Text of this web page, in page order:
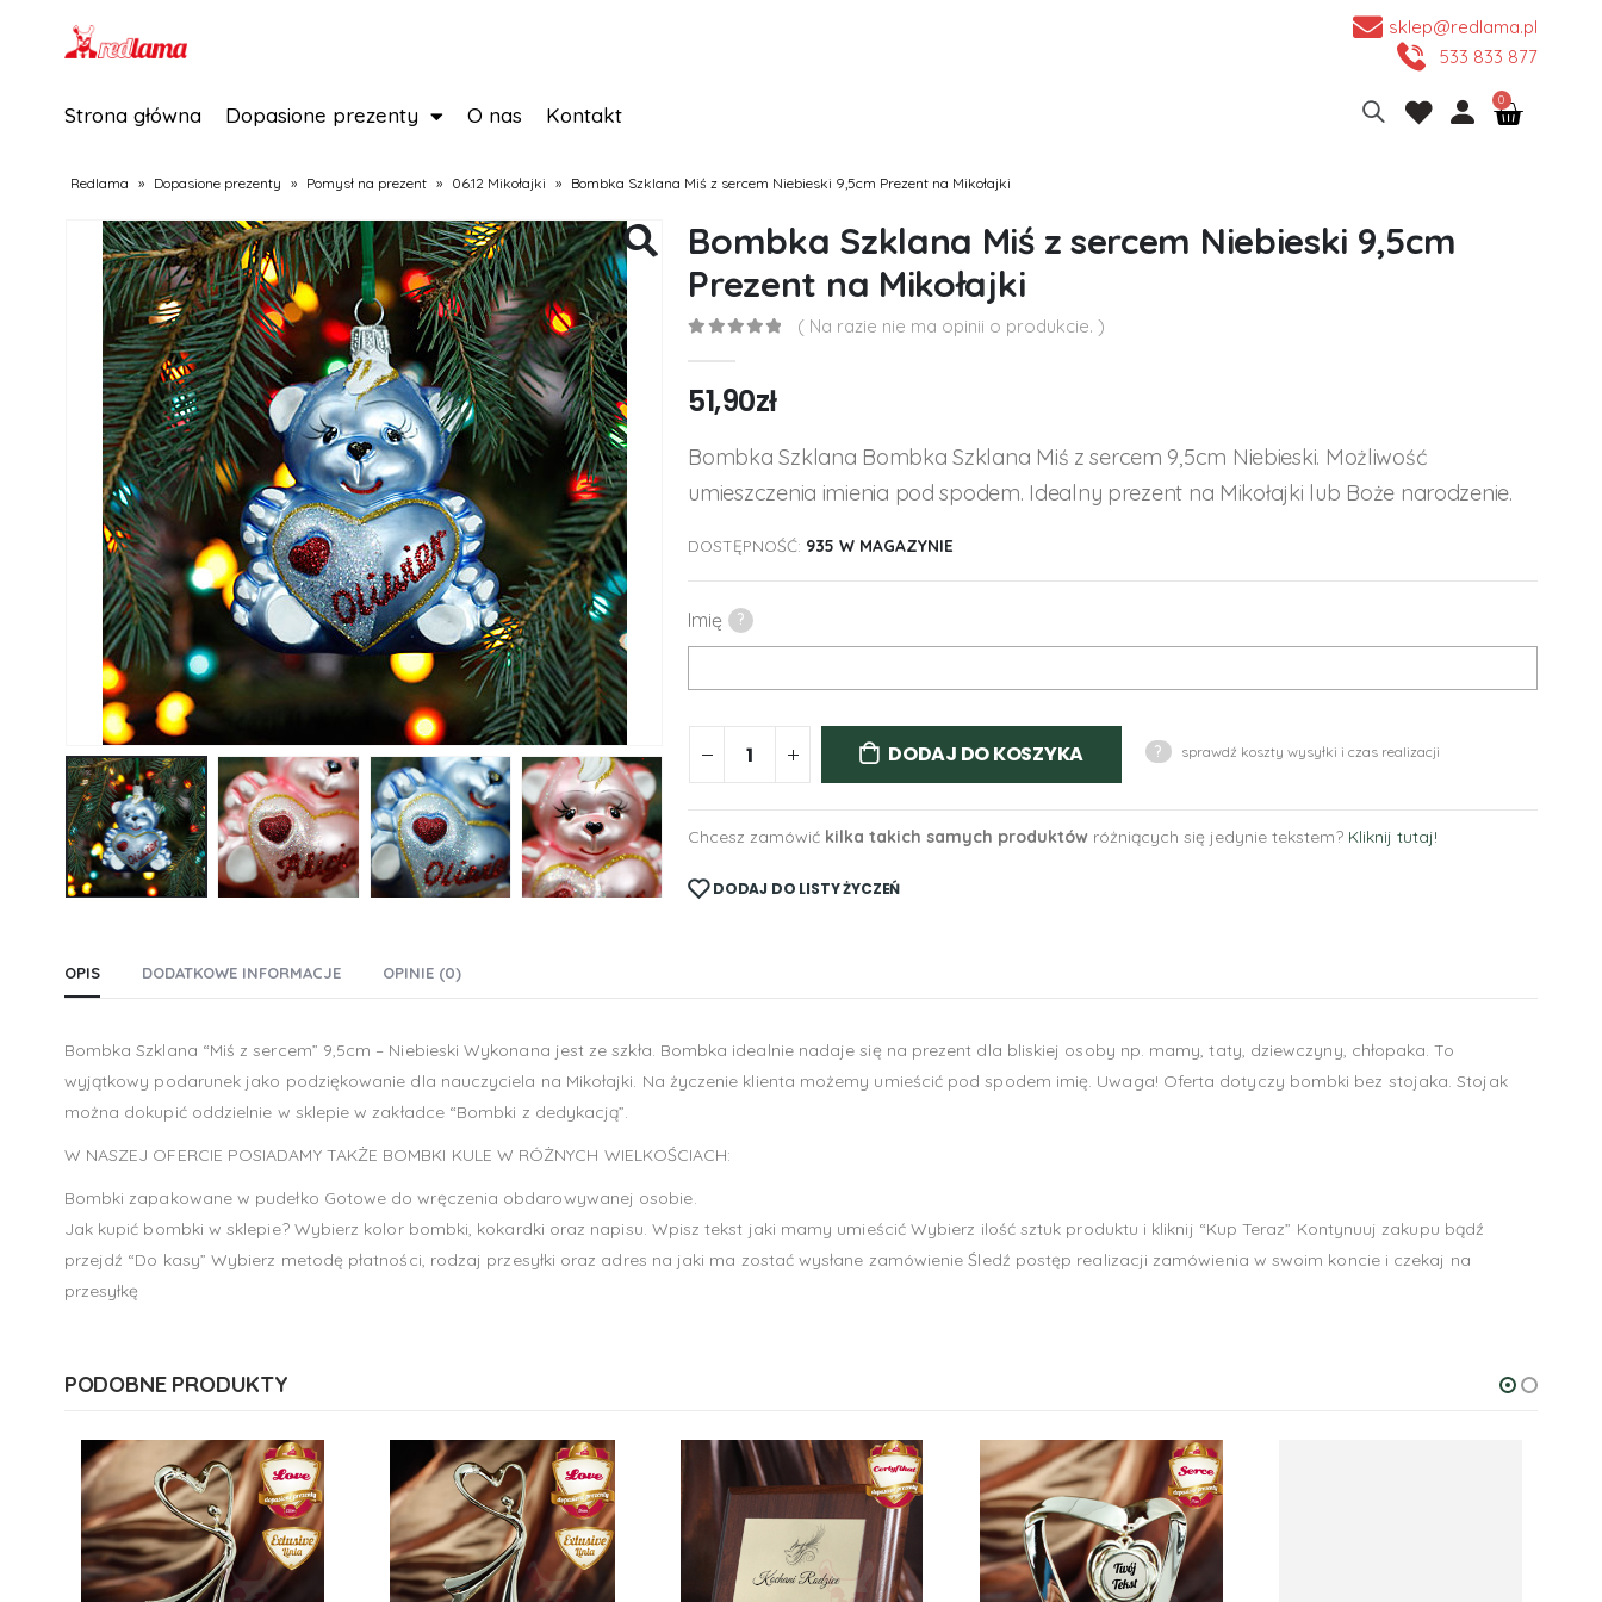
sklep@redlama.pl
533 833 877
Strona główna Dopasione prezenty O nas Kontakt
Redlama » Dopasione prezenty » Pomysł na prezent » 06.12 Mikołajki » Bombka Szklana Miś z sercem Niebieski 9,5cm Prezent na Mikołajki
Bombka Szklana Miś z sercem Niebieski 9,5cm
Prezent na Mikołajki
( Na razie nie ma opinii o produkcie. )
51,90zł
Bombka Szklana Bombka Szklana Miś z sercem 9,5cm Niebieski. Możliwość
umieszczenia imienia pod spodem. Idealny prezent na Mikołajki lub Boże narodzenie.
DOSTĘPNOŚĆ: 935 W MAGAZYNIE
Imię ?
DODAJ DO KOSZYKA ? sprawdź koszty wysyłki i czas realizacji
Chcesz zamówić kilka takich samych produktów różniących się jedynie tekstem? Kliknij tutaj!
DODAJ DO LISTY ŻYCZEŃ
OPIS DODATKOWE INFORMACJE OPINIE (0)
Bombka Szklana “Miś z sercem” 9,5cm – Niebieski Wykonana jest ze szkła. Bombka idealnie nadaje się na prezent dla bliskiej osoby np. mamy, taty, dziewczyny, chłopaka. To
wyjątkowy podarunek jako podziękowanie dla nauczyciela na Mikołajki. Na życzenie klienta możemy umieścić pod spodem imię. Uwaga! Oferta dotyczy bombki bez stojaka. Stojak
można dokupić oddzielnie w sklepie w zakładce “Bombki z dedykacją”.
W NASZEJ OFERCIE POSIADAMY TAKŻE BOMBKI KULE W RÓŻNYCH WIELKOŚCIACH:
Bombki zapakowane w pudełko Gotowe do wręczenia obdarowywanej osobie.
Jak kupić bombki w sklepie? Wybierz kolor bombki, kokardki oraz napisu. Wpisz tekst jaki mamy umieścić Wybierz ilość sztuk produktu i kliknij “Kup Teraz” Kontynuuj zakupu bądź
przejdź “Do kasy” Wybierz metodę płatności, rodzaj przesyłki oraz adres na jaki ma zostać wysłane zamówienie Śledź postęp realizacji zamówienia w swoim koncie i czekaj na
przesyłkę
PODOBNE PRODUKTY